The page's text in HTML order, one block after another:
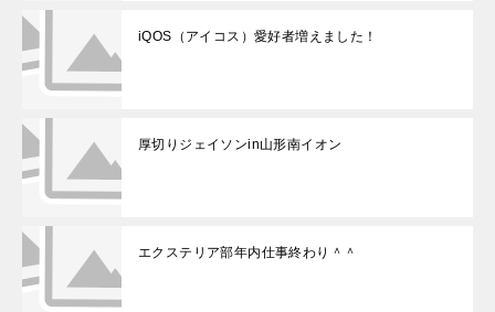
iQOS（アイコス）愛好者増えました！
厚切りジェイソンin山形南イオン
エクステリア部年内仕事終わり＾＾